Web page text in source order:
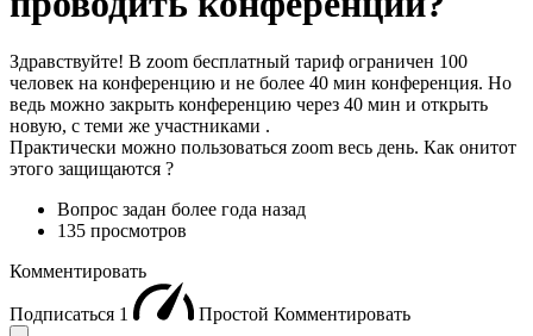
Здравствуйте! В zoom бесплатный тариф ограничен 100
человек на конференцию и не более 40 мин конференция. Но
ведь можно закрыть конференцию через 40 мин и открыть
новую, с теми же участниками .
Практически можно пользоваться zoom весь день. Как онитот
этого защищаются ?
Вопрос задан более года назад
135 просмотров
Комментировать
Подписаться 1 Простой Комментировать